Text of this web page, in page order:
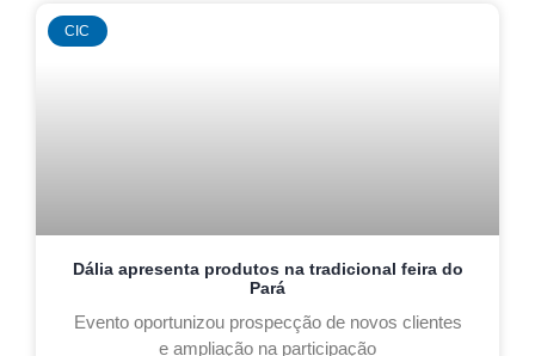
CIC
Dália apresenta produtos na tradicional feira do
Pará
Evento oportunizou prospecção de novos clientes
e ampliação na participação